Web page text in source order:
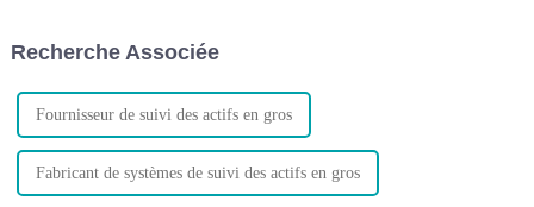
contrôler leurs voitures à tout
Recherche Associée
Fournisseur de suivi des actifs en gros
Fabricant de systèmes de suivi des actifs en gros